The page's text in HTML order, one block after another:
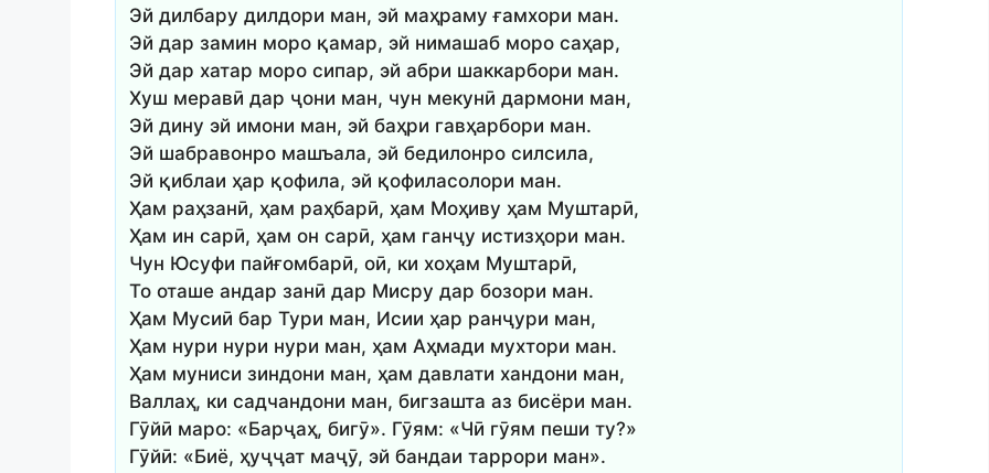
Эй дилбару дилдори ман, эй маҳраму ғамхори ман.
Эй дар замин моро қамар, эй нимашаб моро саҳар,
Эй дар хатар моро сипар, эй абри шаккарбори ман.
Хуш меравӣ дар ҷони ман, чун мекунӣ дармони ман,
Эй дину эй имони ман, эй баҳри гавҳарбори ман.
Эй шабравонро машъала, эй бедилонро силсила,
Эй қиблаи ҳар қофила, эй қофиласолори ман.
Ҳам раҳзанӣ, ҳам раҳбарӣ, ҳам Моҳиву ҳам Муштарӣ,
Ҳам ин сарӣ, ҳам он сарӣ, ҳам ганҷу истизҳори ман.
Чун Юсуфи пайғомбарӣ, оӣ, ки хоҳам Муштарӣ,
То оташе андар занӣ дар Мисру дар бозори ман.
Ҳам Мусиӣ бар Тури ман, Исии ҳар ранҷури ман,
Ҳам нури нури нури ман, ҳам Аҳмади мухтори ман.
Ҳам муниси зиндони ман, ҳам давлати хандони ман,
Валлаҳ, ки садчандони ман, бигзашта аз бисёри ман.
Гӯйӣ маро: «Барҷаҳ, бигӯ». Гӯям: «Чӣ гӯям пеши ту?»
Гӯйӣ: «Биё, ҳуҷҷат маҷӯ, эй бандаи таррори ман».